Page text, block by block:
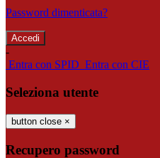
Password dimenticata?
-
Entra con SPID Entra con CIE
Seleziona utente
button close ×
Recupero password